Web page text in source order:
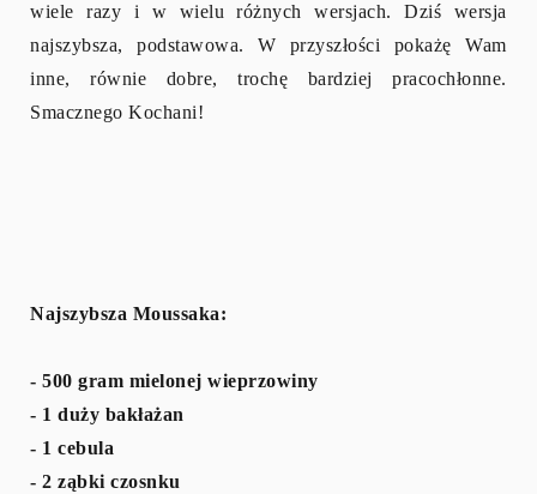
wiele razy i w wielu różnych wersjach. Dziś wersja
najszybsza, podstawowa. W przyszłości pokażę Wam
inne, równie dobre, trochę bardziej pracochłonne.
Smacznego Kochani!
Najszybsza Moussaka:
- 500 gram mielonej wieprzowiny
- 1 duży bakłażan
- 1 cebula
- 2 ząbki czosnku